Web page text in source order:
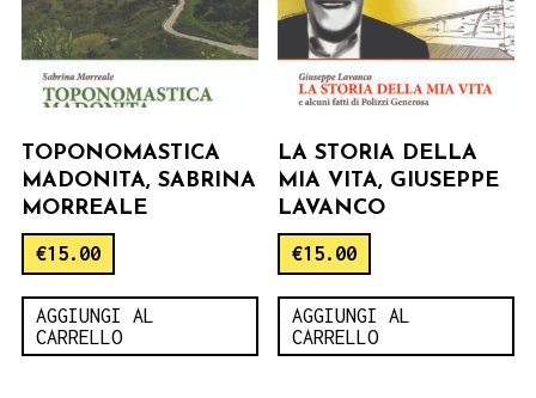
TOPONOMASTICA
MADONITA, SABRINA
MORREALE
€15.00
AGGIUNGI AL
CARRELLO
LA STORIA DELLA
MIA VITA, GIUSEPPE
LAVANCO
€15.00
AGGIUNGI AL
CARRELLO